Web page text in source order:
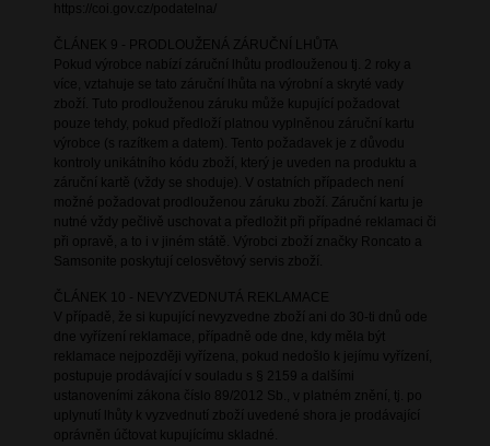
https://coi.gov.cz/podatelna/
ČLÁNEK 9 - PRODLOUŽENÁ ZÁRUČNÍ LHŮTA
Pokud výrobce nabízí záruční lhůtu prodlouženou tj. 2 roky a
více, vztahuje se tato záruční lhůta na výrobní a skryté vady
zboží. Tuto prodlouženou záruku může kupující požadovat
pouze tehdy, pokud předloží platnou vyplněnou záruční kartu
výrobce (s razítkem a datem). Tento požadavek je z důvodu
kontroly unikátního kódu zboží, který je uveden na produktu a
záruční kartě (vždy se shoduje). V ostatních případech není
možné požadovat prodlouženou záruku zboží. Záruční kartu je
nutné vždy pečlivě uschovat a předložit při případné reklamaci či
při opravě, a to i v jiném státě. Výrobci zboží značky Roncato a
Samsonite poskytují celosvětový servis zboží.
ČLÁNEK 10 - NEVYZVEDNUTÁ REKLAMACE
V případě, že si kupující nevyzvedne zboží ani do 30-ti dnů ode
dne vyřízení reklamace, případně ode dne, kdy měla být
reklamace nejpozději vyřízena, pokud nedošlo k jejímu vyřízení,
postupuje prodávající v souladu s § 2159 a dalšími
ustanoveními zákona číslo 89/2012 Sb., v platném znění, tj. po
uplynutí lhůty k vyzvednutí zboží uvedené shora je prodávající
oprávněn účtovat kupujícímu skladné.